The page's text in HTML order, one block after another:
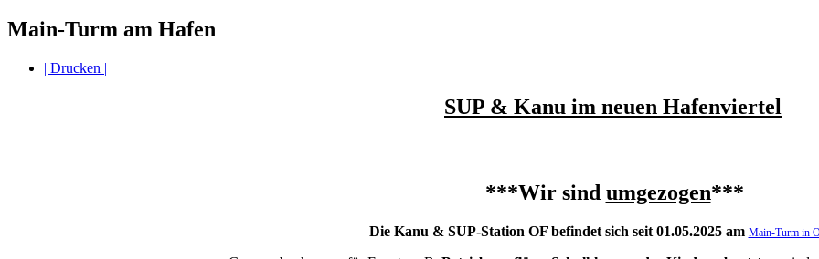
Main-Turm am Hafen
| Drucken |
SUP & Kanu im neuen Hafenviertel
***Wir sind umgezogen***
Die Kanu & SUP-Station OF befindet sich seit 01.05.2025 am Main-Turm in